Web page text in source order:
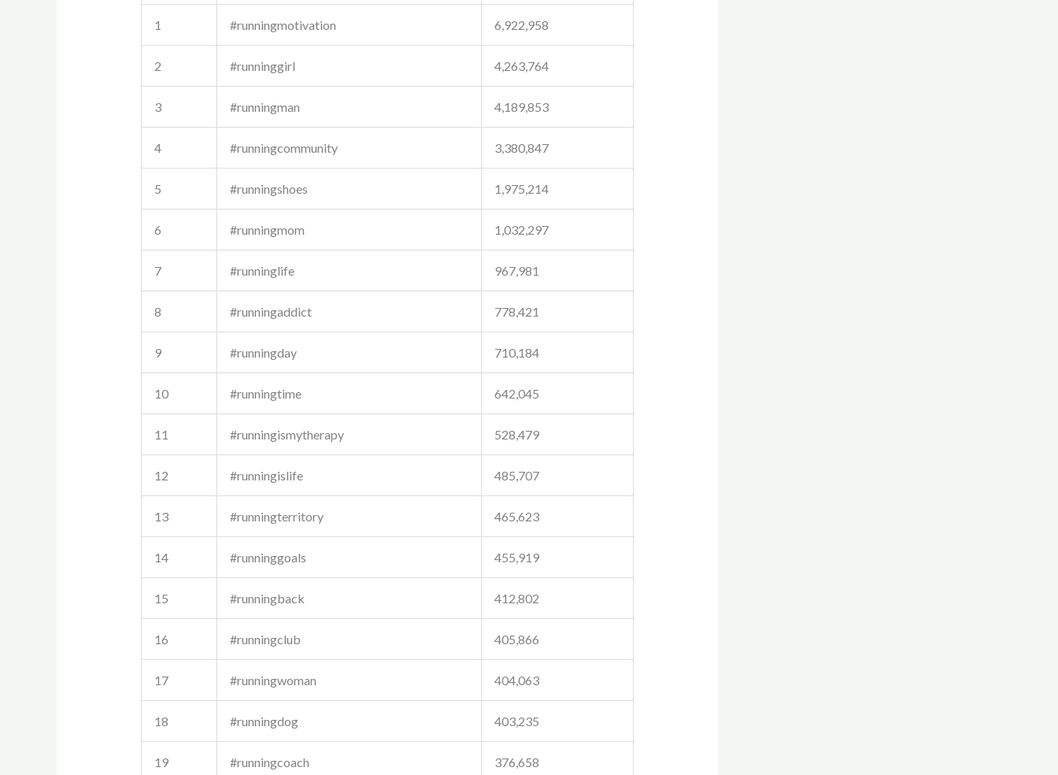
1 #runningmotivation 6,922,958
2 #runninggirl 4,263,764
3 #runningman 4,189,853
4 #runningcommunity 3,380,847
5 #runningshoes 1,975,214
6 #runningmom 1,032,297
7 #runninglife 967,981
8 #runningaddict 778,421
9 #runningday 710,184
10 #runningtime 642,045
11 #runningismytherapy 528,479
12 #runningislife 485,707
13 #runningterritory 465,623
14 #runninggoals 455,919
15 #runningback 412,802
16 #runningclub 405,866
17 #runningwoman 404,063
18 #runningdog 403,235
19 #runningcoach 376,658